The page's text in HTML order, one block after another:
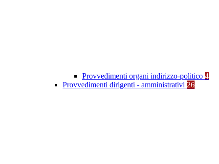
Provvedimenti organi indirizzo-politico 4
Provvedimenti dirigenti - amministrativi 26